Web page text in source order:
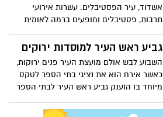
אשדוד, עיר הפסטיבלים. עשרות אירועי
תרבות, פסטיבלים ומופעים ברמה לאומית
ובינלאומית, מציבים את אשדוד כאחת הערים
המרכזיות בארץ בתחום התרבות. בתוך
לפסטיבל "עולים על הגל" המתקיים זו הפעם
ה-11 באשדוד. את הפסטיבל השנה פתחה
להקת "אינסרה" עם רפרטואר אמהרי וריקודי
מסורת אתיופיים. היה שווה.
גביע ראש העיר למוסדות ירוקים
השבוע לבש אולם מועצת העיר פנים ירוקות,
כאשר אירח הוא את נציגי בתי הספר לטקס
מיוחד בו הוענק גביע ראש העיר לבתי הספר
מתמידים. המילה אשר התאפיינה בטקס